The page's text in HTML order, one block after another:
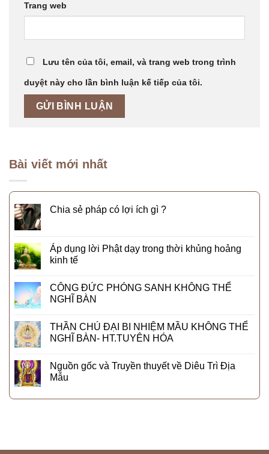
Trang web
Lưu tên của tôi, email, và trang web trong trình
duyệt này cho lần bình luận kế tiếp của tôi.
Bài viết mới nhất
Chia sẻ pháp có lợi ích gì ?
Áp dụng lời Phật dạy trong thời khủng hoảng
kinh tế
CÔNG ĐỨC PHÓNG SANH KHÔNG THỂ
NGHĨ BÀN
THẦN CHÚ ĐẠI BI NHIỆM MẦU KHÔNG THỂ
NGHĨ BÀN- HT.TUYÊN HÓA
Nguồn gốc và Truyền thuyết về Diêu Trì Địa
Mẫu